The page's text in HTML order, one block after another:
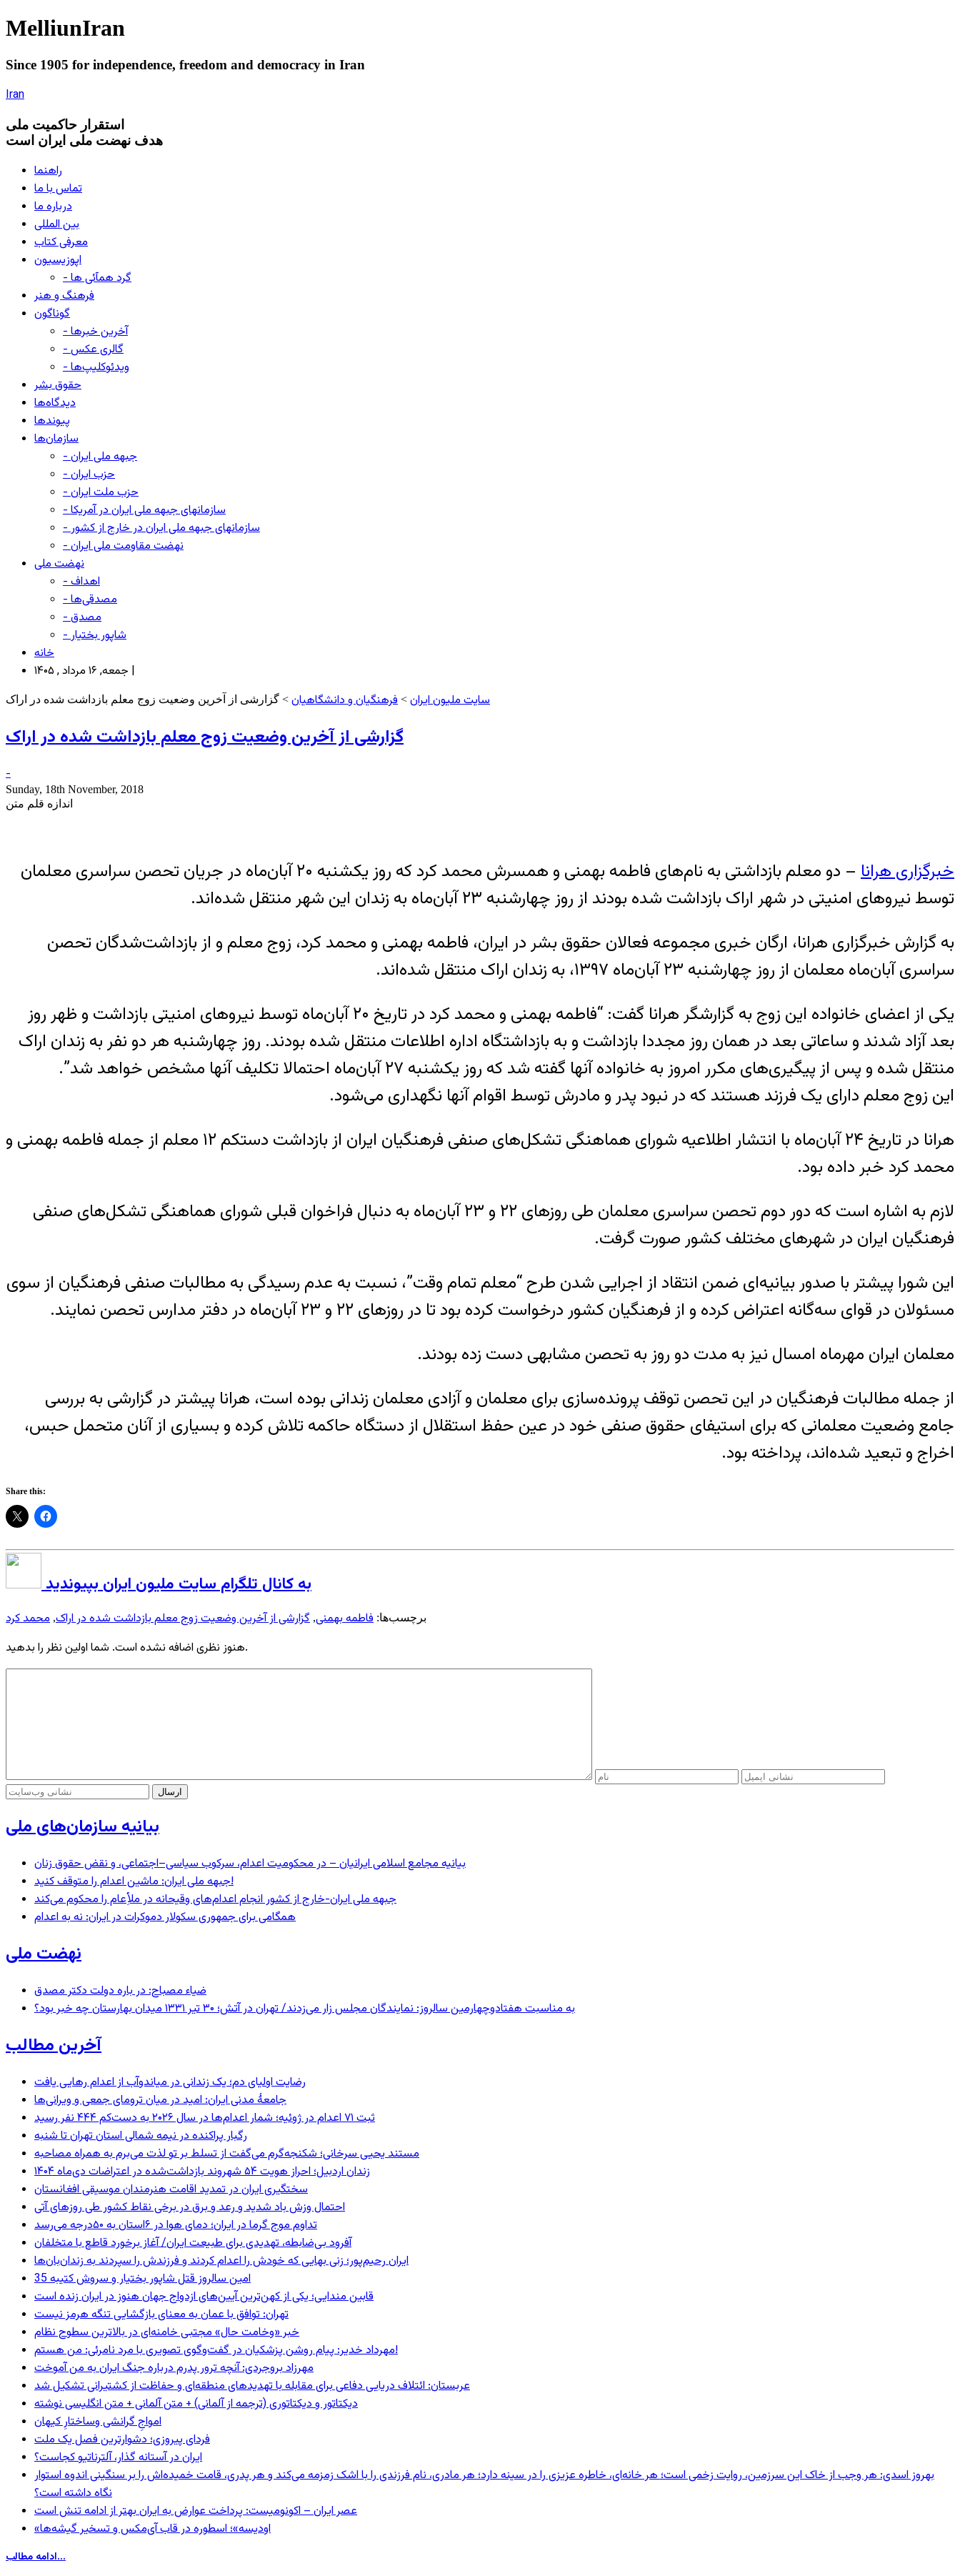
MelliunIran
Since 1905 for independence, freedom and democracy in Iran
Iran
استقرار حاکميت ملی
هدف نهضت ملی ایران است
راهنما
تماس با ما
درباره ما
بین المللی
معرفی کتاب
اپوزیسیون
- گرد همآئی ها
فرهنگ و هنر
گوناگون
- آخرین خبرها
- گالری عکس
- ویدئوکلیپ‌ها
حقوق بشر
دیدگاه‌ها
پیوندها
سازمان‌ها
- جبهه ملی ایران
- حزب ایران
- حزب ملت ایران
- سازمانهای جبهه ملی ایران در آمریکا
- سازمانهای جبهه ملی ایران در خارج از کشور
- نهضت مقاومت ملی ایران
نهضت ملی
- اهداف
- مصدقی‌ها
- مصدق
- شاپور بختیار
خانه
جمعه, ۱۶ مرداد , ۱۴۰۵ |
سایت ملیون ایران > فرهنگیان و دانشگاهیان > گزارشی از آخرین وضعیت زوج معلم بازداشت شده در اراک
گزارشی از آخرین وضعیت زوج معلم بازداشت شده در اراک
-
Sunday, 18th November, 2018
اندازه قلم متن
خبرگزاری هرانا
– دو معلم بازداشتی به نام‌های فاطمه بهمنی و همسرش محمد کرد که روز یکشنبه ۲۰ آبان‌ماه در جریان تحصن سراسری معلمان
توسط نیروهای امنیتی در شهر اراک بازداشت شده بودند از روز چهارشنبه ۲۳ آبان‌ماه به زندان این شهر منتقل شده‌اند.
به گزارش خبرگزاری هرانا، ارگان خبری مجموعه فعالان حقوق بشر در ایران، فاطمه بهمنی و محمد کرد، زوج معلم و از بازداشت‌شدگان تحصن
سراسری آبان‌ماه معلمان از روز چهارشنبه ۲۳ آبان‌ماه ۱۳۹۷، به زندان اراک منتقل شده‌اند.
یکی از اعضای خانواده این زوج به گزارشگر هرانا گفت: “فاطمه بهمنی و محمد کرد در تاریخ ۲۰ آبان‌ماه توسط نیروهای امنیتی بازداشت و ظهر روز
بعد آزاد شدند و ساعاتی بعد در همان روز مجددا بازداشت و به بازداشتگاه اداره اطلاعات منتقل شده بودند. روز چهارشنبه هر دو نفر به زندان اراک
منتقل شده و پس از پیگیری‌های مکرر امروز به خانواده آنها گفته شد که روز یکشنبه ۲۷ آبان‌ماه احتمالا تکلیف آنها مشخص خواهد شد”.
این زوج معلم دارای یک فرزند هستند که در نبود پدر و مادرش توسط اقوام آنها نگهداری می‌شود.
هرانا در تاریخ ۲۴ آبان‌ماه با انتشار اطلاعیه شورای هماهنگی تشکل‌های صنفی فرهنگیان ایران از بازداشت دستکم ۱۲ معلم از جمله فاطمه بهمنی و
محمد کرد خبر داده بود.
لازم به اشاره است که دور دوم تحصن سراسری معلمان طی روزهای ۲۲ و ۲۳ آبان‌ماه به دنبال فراخوان قبلی شورای هماهنگی تشکل‌های صنفی
فرهنگیان ایران در شهرهای مختلف کشور صورت گرفت.
این شورا پیشتر با صدور بیانیه‌ای ضمن انتقاد از اجرایی شدن طرح “معلم تمام وقت”، نسبت به عدم رسیدگی به مطالبات صنفی فرهنگیان از سوی
مسئولان در قوای سه‌گانه اعتراض کرده و از فرهنگیان کشور درخواست کرده بود تا در روزهای ۲۲ و ۲۳ آبان‌ماه در دفتر مدارس تحصن نمایند.
معلمان ایران مهرماه امسال نیز به مدت دو روز به تحصن مشابهی دست زده بودند.
از جمله مطالبات فرهنگیان در این تحصن توقف پرونده‌سازی برای معلمان و آزادی معلمان زندانی بوده است، هرانا پیشتر در گزارشی به بررسی
جامع وضعیت معلمانی که برای استیفای حقوق صنفی خود در عین حفظ استقلال از دستگاه حاکمه تلاش کرده و بسیاری از آنان متحمل حبس،
اخراج و تبعید شده‌اند، پرداخته بود.
Share this:
به کانال تلگرام سایت ملیون ایران بپیوندید
برچسب‌ها: فاطمه بهمنی, گزارشی از آخرین وضعیت زوج معلم بازداشت شده در اراک, محمد کرد
هنوز نظری اضافه نشده است. شما اولین نظر را بدهید.
بیانیه سازمان‌های ملی
بیانیه مجامع اسلامی ایرانیان – در محکومیت اعدام، سرکوب سیاسی–اجتماعی، و نقض حقوق زنان
جبهه ملی ایران: ماشین اعدام را متوقف کنید!
جبهه ملی ایران-خارج از کشور انجام اعدام‌های وقیحانه در ملأِعام را محکوم می‌کند
همگامی برای جمهوری سکولار دموکرات در ایران: نه به اعدام
نهضت ملی
ضیاء مصباح: در باره دولت دکتر مصدق
به مناسبت هفتادوچهارمین سالروز: نمایندگان مجلس زار می‌زدند/ تهران در آتش؛ ۳۰ تیر ۱۳۳۱ میدان بهارستان چه خبر بود؟
آخرین مطالب
رضایت اولیای دم؛ یک زندانی در میاندوآب از اعدام رهایی یافت
جامعهٔ مدنی ایران: امید در میان ترومای جمعی و ویرانی‌ها
ثبت ۷۱ اعدام در ژوئیه؛ شمار اعدام‌ها در سال ۲۰۲۶ به دست‌کم ۴۴۴ نفر رسید
رگبار پراکنده در نیمه شمالی استان تهران تا شنبه
مستند یحیی سرخانی؛ شکنجه‌گرم می‌گفت از تسلط بر تو لذت می‌برم به همراه مصاحبه
زندان اردبیل؛ احراز هویت ۵۴ شهروند بازداشت‌شده در اعتراضات دی‌ماه ۱۴۰۴
سختگیری ایران در تمدید اقامت هنرمندان موسیقی افغانستان
احتمال وزش باد شدید و رعد و برق در برخی نقاط کشور طی روزهای آتی
تداوم موج گرما در ایران؛ دمای هوا در ۶استان به ۵۰درجه می‌رسد
آفرود بی‌ضابطه، تهدیدی برای طبیعت ایران/ آغاز برخورد قاطع با متخلفان
ایران رحیم‌پور؛ زنی بهایی که خودش را اعدام کردند و فرزندش را سپردند به زندان‌بان‌ها
35 امین سالروز قتل شاپور بختیار و سروش کتیبه
قابین مندایی؛ یکی از کهن‌ترین آیین‌های ازدواج جهان هنوز در ایران زنده است
تهران: توافق با عمان به معنای بازگشایی تنگه هرمز نیست
خبر «وخامت حال» مجتبی خامنه‌ای در بالاترین سطوح نظام
مهرداد خدیر: پیام روشن پزشکیان در گفت‌و‌گوی تصویری با مرد نامرئی: من هستم!
مهرزاد بروجردی: آنچه ترور پدرم درباره جنگ ایران به من آموخت
عربستان: ائتلاف دریایی دفاعی برای مقابله با تهدیدهای منطقه‌ای و حفاظت از کشتیرانی تشکیل شد
دیکتاتور و دیکتاتوری (ترجمه از آلمانی) + متن آلمانی + متن انگلیسی نوشته
‌امواجِ گرانشی وساختارِ کیهان
فردای پیروزی؛ دشوارترین فصل یک ملت
ایران در آستانه گذار، آلترناتیو کجاست؟
بهروز اسدی: هر وجب از خاک‌ این سرزمین، روایت زخمی است؛ هر خانه‌ای، خاطره عزیزی را در سینه دارد؛ هر مادری، نام فرزندی را با اشک زمزمه می‌کند و هر پدری، قامت خمیده‌اش را بر سنگینی اندوه استوار
نگاه داشته است؟
عصر ایران – اکونومیست: پرداخت عوارض به ایران بهتر از ادامه تنش است
«اودیسه»؛ اسطوره در قاب آی‌مکس و تسخیر گیشه‌ها
ادامه مطالب...